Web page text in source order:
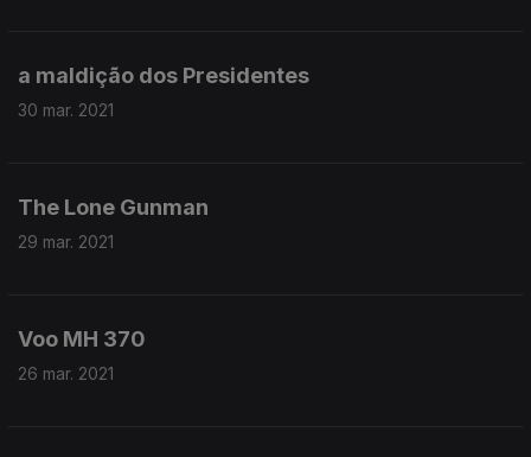
a maldição dos Presidentes
30 mar. 2021
The Lone Gunman
29 mar. 2021
Voo MH 370
26 mar. 2021